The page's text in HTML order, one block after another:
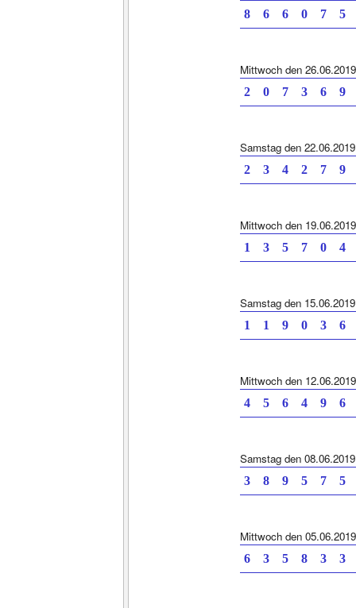
8 6 6 0 7 5
Mittwoch den 26.06.2019
2 0 7 3 6 9
Samstag den 22.06.2019
2 3 4 2 7 9
Mittwoch den 19.06.2019
1 3 5 7 0 4
Samstag den 15.06.2019
1 1 9 0 3 6
Mittwoch den 12.06.2019
4 5 6 4 9 6
Samstag den 08.06.2019
3 8 9 5 7 5
Mittwoch den 05.06.2019
6 3 5 8 3 3